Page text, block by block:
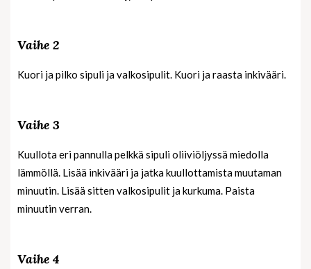
Vaihe 2
Kuori ja pilko sipuli ja valkosipulit. Kuori ja raasta inkivääri.
Vaihe 3
Kuullota eri pannulla pelkkä sipuli oliiviöljyssä miedolla
lämmöllä. Lisää inkivääri ja jatka kuullottamista muutaman
minuutin. Lisää sitten valkosipulit ja kurkuma. Paista
minuutin verran.
Vaihe 4